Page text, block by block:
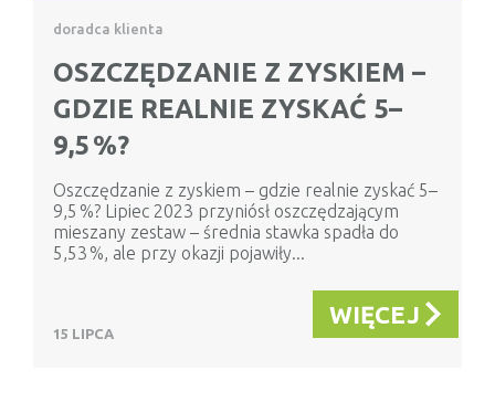
doradca klienta
OSZCZĘDZANIE Z ZYSKIEM –
GDZIE REALNIE ZYSKAĆ 5–
9,5 %?
Oszczędzanie z zyskiem – gdzie realnie zyskać 5–
9,5 %? Lipiec 2023 przyniósł oszczędzającym
mieszany zestaw – średnia stawka spadła do
5,53 %, ale przy okazji pojawiły...
15 LIPCA
WIĘCEJ